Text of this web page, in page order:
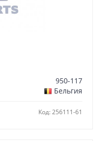
950-117
Бельгия
Код: 256111-61